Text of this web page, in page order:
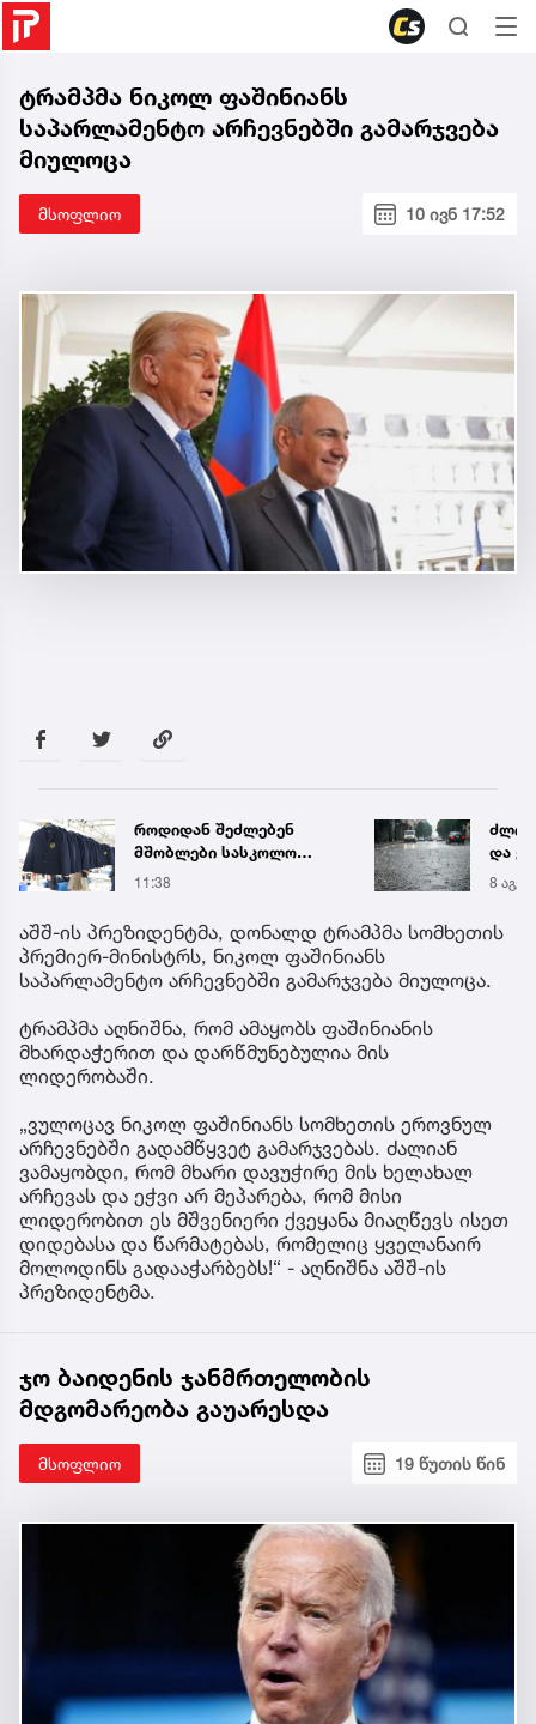
ტრამპმა ნიკოლ ფაშინიანს
საპარლამენტო არჩევნებში გამარჯვება
მიულოცა
მსოფლიო 10 ივნ 17:52
როდიდან შეძლებენ
მშობლები სასკოლო
ფორმების ყიდვას -
თარიღები
11:38
და
8 აგვ
აშშ-ის პრეზიდენტმა, დონალდ ტრამპმა სომხეთის
პრემიერ-მინისტრს, ნიკოლ ფაშინიანს
საპარლამენტო არჩევნებში გამარჯვება მიულოცა.
ტრამპმა აღნიშნა, რომ ამაყობს ფაშინიანის
მხარდაჭერით და დარწმუნებულია მის
ლიდერობაში.
„ვულოცავ ნიკოლ ფაშინიანს სომხეთის ეროვნულ
არჩევნებში გადამწყვეტ გამარჯვებას. ძალიან
ვამაყობდი, რომ მხარი დავუჭირე მის ხელახალ
არჩევას და ეჭვი არ მეპარება, რომ მისი
ლიდერობით ეს მშვენიერი ქვეყანა მიაღწევს ისეთ
დიდებასა და წარმატებას, რომელიც ყველანაირ
მოლოდინს გადააჭარბებს!“ - აღნიშნა აშშ-ის
პრეზიდენტმა.
ჯო ბაიდენის ჯანმრთელობის
მდგომარეობა გაუარესდა
მსოფლიო 19 წუთის წინ